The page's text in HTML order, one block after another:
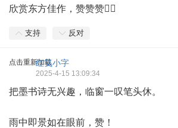
欣赏东方佳作，赞赞赞👍🏻
支持 反对
点击重新加载红笺小字
2025-4-15 13:09:34
把墨书诗无兴趣，临窗一叹笔头休。
雨中即景如在眼前，赞！